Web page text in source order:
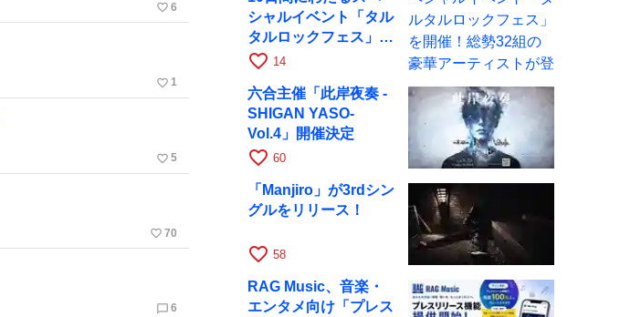
favorite_border 6
favorite_border 1
favorite_border 5
favorite_border 70
chat_bubble_outline 6
シャルイベント「タル
タルロックフェス」を
開催！総勢32組の豪
favorite_border 14
六合主催「此岸夜奏 -
SHIGAN YASO-
Vol.4」開催決定
favorite_border 60
「Manjiro」が3rdシン
グルをリリース！
favorite_border 58
RAG Music、音楽・
エンタメ向け「プレス